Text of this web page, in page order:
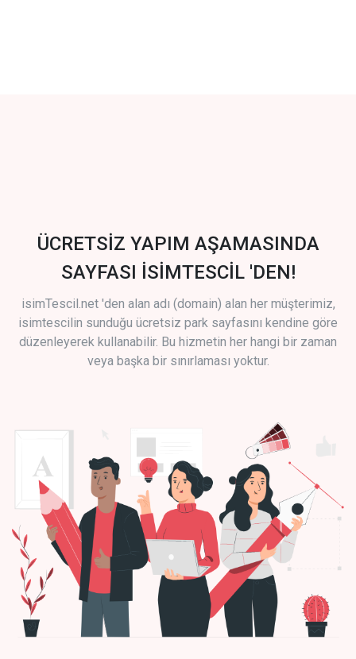
ÜCRETSİZ YAPIM AŞAMASINDA
SAYFASI İSİMTESCİL 'DEN!
isimTescil.net 'den alan adı (domain) alan her müşterimiz,
isimtescilin sunduğu ücretsiz park sayfasını kendine göre
düzenleyerek kullanabilir. Bu hizmetin her hangi bir zaman
veya başka bir sınırlaması yoktur.